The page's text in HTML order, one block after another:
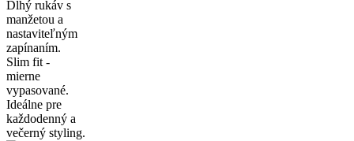
Dlhý rukáv s
manžetou a
nastaviteľným
zapínaním.
Slim fit -
mierne
vypasované.
Ideálne pre
každodenný a
večerný styling.